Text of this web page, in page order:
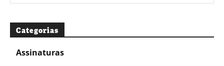
Categorias
Assinaturas